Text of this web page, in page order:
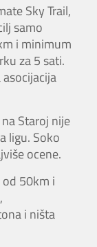
Sky Trail,
samo
i minimum
za 5 sati.
Staroj nije
ligu. Soko
ocene.
50km i
i ništa